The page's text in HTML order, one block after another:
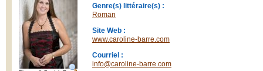
Genre(s) littéraire(s) :
Roman
Site Web :
www.caroline-barre.com
Courriel :
info@caroline-barre.com